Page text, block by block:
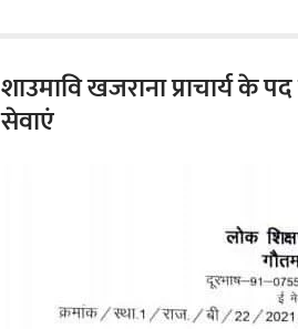
शाउमावि खजराना प्राचार्य
सेवाएं